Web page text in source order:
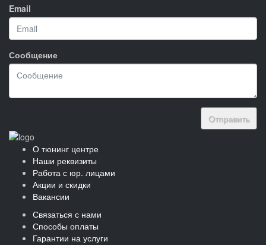
Email
Сообщение
Отправить
О тюнинг центре
Наши реквизиты
Работа с юр. лицами
Акции и скидки
Вакансии
Связаться с нами
Способы оплаты
Гарантии на услуги